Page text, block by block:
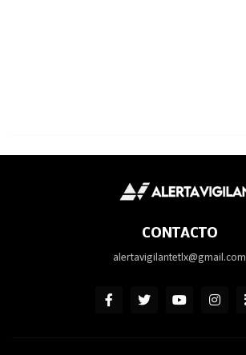
CONTACTO
alertavigilantetlx@gmail.com